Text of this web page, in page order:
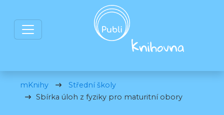
mKnihy
Střední školy
Sbírka úloh z fyziky pro maturitní obory